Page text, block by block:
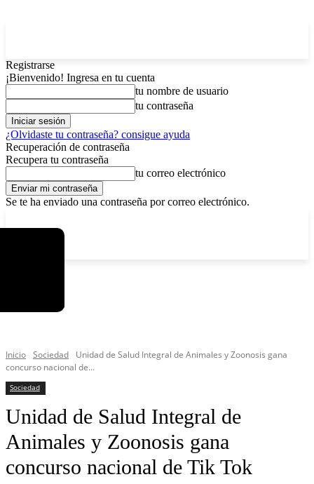
Registrarse
¡Bienvenido! Ingresa en tu cuenta
tu nombre de usuario
tu contraseña
¿Olvidaste tu contraseña? consigue ayuda
Recuperación de contraseña
Recupera tu contraseña
tu correo electrónico
Se te ha enviado una contraseña por correo electrónico.
Inicio Sociedad
Unidad de Salud Integral de Animales y Zoonosis gana
concurso nacional de...
Sociedad
Unidad de Salud Integral de
Animales y Zoonosis gana
concurso nacional de Tik Tok